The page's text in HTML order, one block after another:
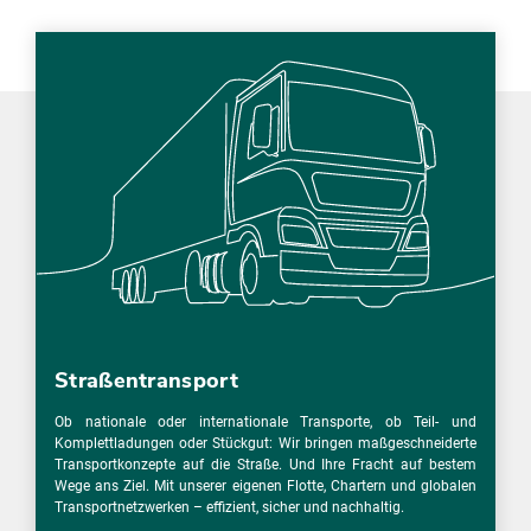
Straßentransport
Ob nationale oder internationale Transporte, ob Teil- und
Komplettladungen oder Stückgut: Wir bringen maßgeschneiderte
Transportkonzepte auf die Straße. Und Ihre Fracht auf bestem
Wege ans Ziel. Mit unserer eigenen Flotte, Chartern und globalen
Transportnetzwerken – effizient, sicher und nachhaltig.